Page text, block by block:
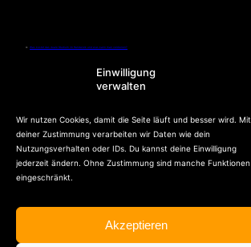
Einwilligung
verwalten
Wir nutzen Cookies, damit die Seite läuft und besser wird. Mit
deiner Zustimmung verarbeiten wir Daten wie dein
Nutzungsverhalten oder IDs. Du kannst deine Einwilligung
jederzeit ändern. Ohne Zustimmung sind manche Funktionen
eingeschränkt.
Akzeptieren
← Was kostet das duale Studium im Handwerk und was kann man verdienen?